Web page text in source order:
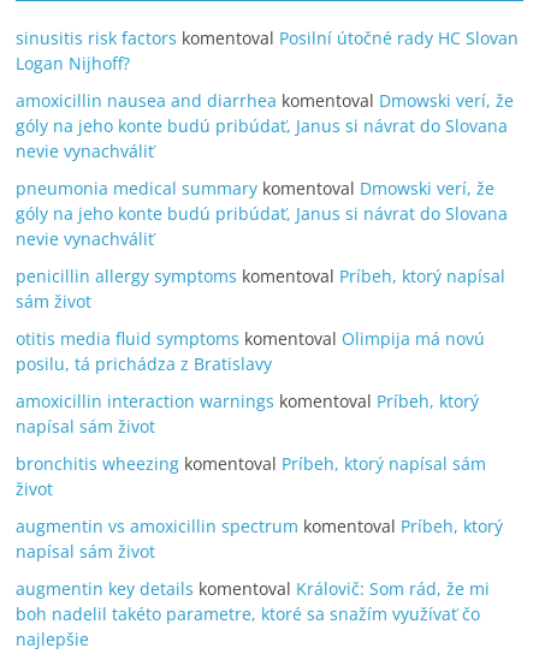
sinusitis risk factors komentoval Posilní útočné rady HC Slovan
Logan Nijhoff?
amoxicillin nausea and diarrhea komentoval Dmowski verí, že
góly na jeho konte budú pribúdať, Janus si návrat do Slovana
nevie vynachváliť
pneumonia medical summary komentoval Dmowski verí, že
góly na jeho konte budú pribúdať, Janus si návrat do Slovana
nevie vynachváliť
penicillin allergy symptoms komentoval Príbeh, ktorý napísal
sám život
otitis media fluid symptoms komentoval Olimpija má novú
posilu, tá prichádza z Bratislavy
amoxicillin interaction warnings komentoval Príbeh, ktorý
napísal sám život
bronchitis wheezing komentoval Príbeh, ktorý napísal sám
život
augmentin vs amoxicillin spectrum komentoval Príbeh, ktorý
napísal sám život
augmentin key details komentoval Královič: Som rád, že mi
boh nadelil takéto parametre, ktoré sa snažím využívať čo
najlepšie